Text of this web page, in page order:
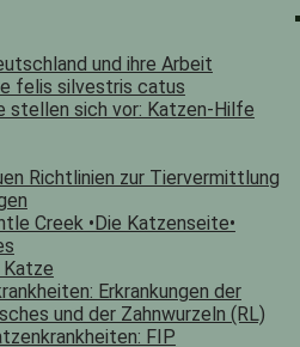
und ihre Arbeit
felis silvestris catus
stellen sich vor: Katzen-Hilfe
Richtlinien zur Tiervermittlung
Creek •Die Katzenseite•
Erkrankungen der
und der Zahnwurzeln (RL)
FIP